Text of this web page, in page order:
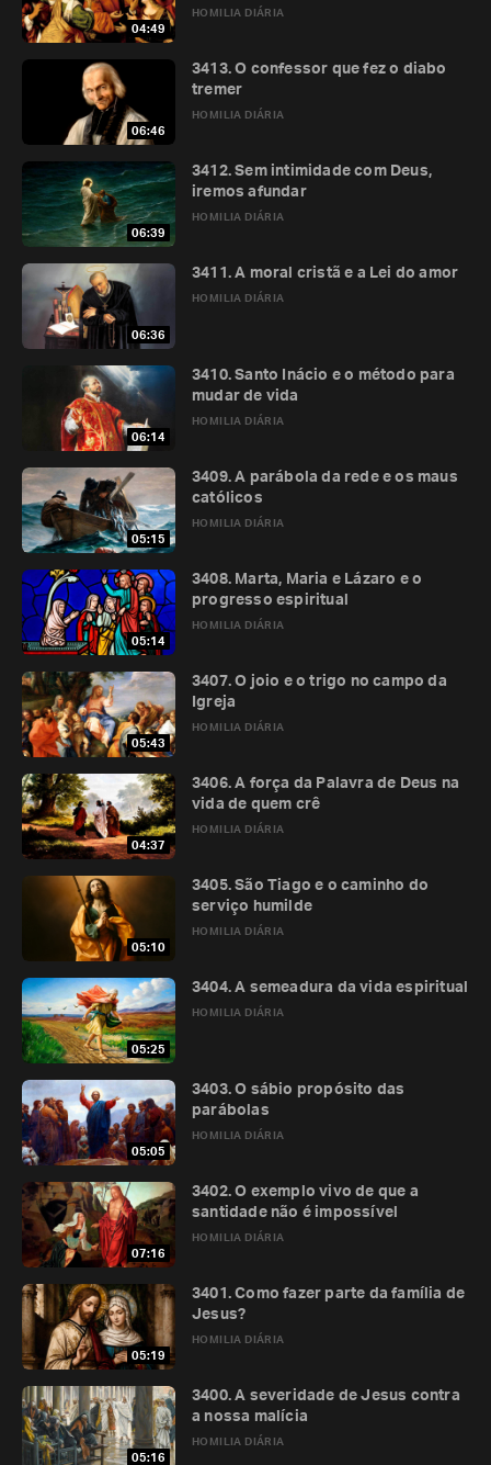
04:49
HOMILIA DIÁRIA
06:46
HOMILIA DIÁRIA
3413. O confessor que fez o diabo
tremer
06:39
HOMILIA DIÁRIA
3412. Sem intimidade com Deus,
iremos afundar
06:36
HOMILIA DIÁRIA
3411. A moral cristã e a Lei do amor
06:14
HOMILIA DIÁRIA
3410. Santo Inácio e o método para
mudar de vida
05:15
HOMILIA DIÁRIA
3409. A parábola da rede e os maus
católicos
05:14
HOMILIA DIÁRIA
3408. Marta, Maria e Lázaro e o
progresso espiritual
05:43
HOMILIA DIÁRIA
3407. O joio e o trigo no campo da
Igreja
04:37
HOMILIA DIÁRIA
3406. A força da Palavra de Deus na
vida de quem crê
05:10
HOMILIA DIÁRIA
3405. São Tiago e o caminho do
serviço humilde
05:25
HOMILIA DIÁRIA
3404. A semeadura da vida espiritual
05:05
HOMILIA DIÁRIA
3403. O sábio propósito das
parábolas
07:16
HOMILIA DIÁRIA
3402. O exemplo vivo de que a
santidade não é impossível
05:19
HOMILIA DIÁRIA
3401. Como fazer parte da família de
Jesus?
05:16
HOMILIA DIÁRIA
3400. A severidade de Jesus contra
a nossa malícia